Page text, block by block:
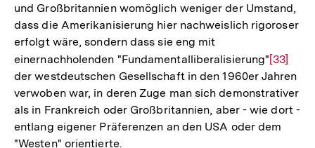
und Großbritannien womöglich weniger der Umstand,
dass die Amerikanisierung hier nachweislich rigoroser
erfolgt wäre, sondern dass sie eng mit
einernachholenden "Fundamentalliberalisierung"Zur
der
Fußnote
[33]
der westdeutschen Gesellschaft in den 1960er Jahren
verwoben war, in deren Zuge man sich demonstrativer
als in Frankreich oder Großbritannien, aber - wie dort -
entlang eigener Präferenzen an den USA oder dem
"Westen" orientierte.